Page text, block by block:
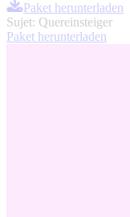
Paket herunterladen
Sujet: Quereinsteiger
Paket herunterladen